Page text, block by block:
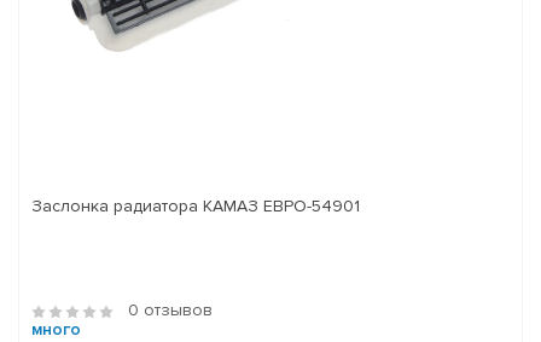
Заслонка радиатора КАМАЗ ЕВРО-54901
0 отзывов
много